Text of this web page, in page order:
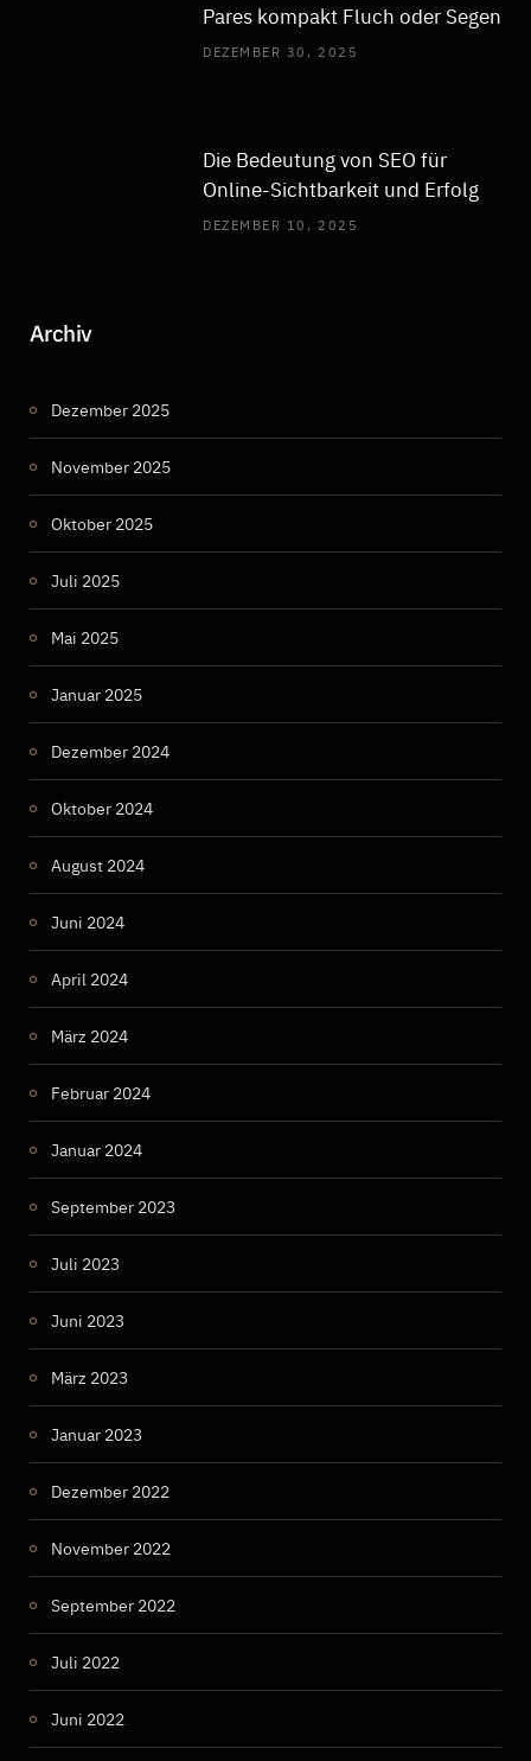
Pares kompakt Fluch oder Segen
DEZEMBER 30, 2025
Die Bedeutung von SEO für
Online-Sichtbarkeit und Erfolg
DEZEMBER 10, 2025
Archiv
Dezember 2025
November 2025
Oktober 2025
Juli 2025
Mai 2025
Januar 2025
Dezember 2024
Oktober 2024
August 2024
Juni 2024
April 2024
März 2024
Februar 2024
Januar 2024
September 2023
Juli 2023
Juni 2023
März 2023
Januar 2023
Dezember 2022
November 2022
September 2022
Juli 2022
Juni 2022